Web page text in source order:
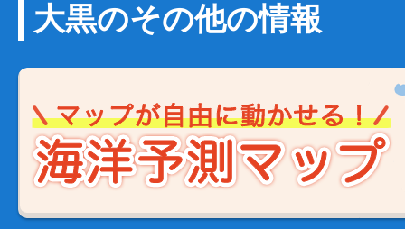
大黒のその他の情報